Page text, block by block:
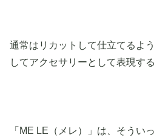
通常はリカットして仕立てるよ
してアクセサリーとして表現する
「ME LE（メレ）」は、そうい